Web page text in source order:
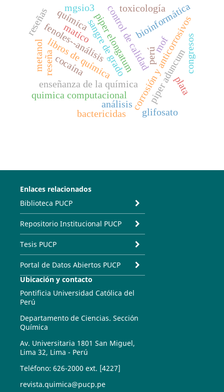
enseñanza de la químicacorrosión y anticorrosivos
libros de química
sangre de gradocontrol de calidad
fenoles--análisis
reseña
bioinformática
piper aduncum
maticopiper elongatum
quimica computacional
química
perú
toxicología
reseñas
cocaína
análisis
congresos
bactericidas
plata
mof
glifosato
metanol
mgsio3
Enlaces relacionados
Biblioteca PUCP
Repositorio Institucional PUCP
Tesis PUCP
Portal de Datos Abiertos PUCP
Ubicación y contacto
Pontificia Universidad Católica del
Perú
Departamento de Ciencias. Sección
Química
Av. Universitaria 1801 San Miguel,
Lima 32, Lima - Perú
Teléfono: 626-2000 ext. [4227]
revista.quimica@pucp.pe